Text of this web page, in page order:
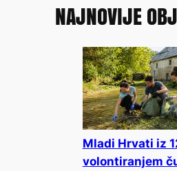
NAJNOVIJE
Mladi Hrvati iz
volontiranjem